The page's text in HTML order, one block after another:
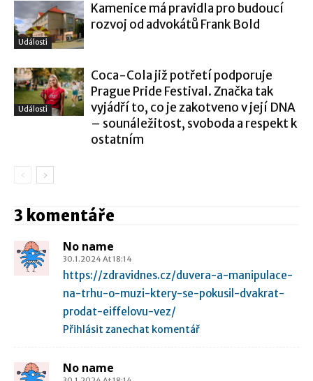
Události
Kamenice má pravidla pro budoucí
rozvoj od advokátů Frank Bold
Události
Coca-Cola již potřetí podporuje
Prague Pride Festival. Značka tak
vyjádří to, co je zakotveno v její DNA
– sounáležitost, svoboda a respekt k
ostatním
3 komentáře
No name
30.1.2024 At 18:14
https://zdravidnes.cz/duvera-a-manipulace-
na-trhu-o-muzi-ktery-se-pokusil-dvakrat-
prodat-eiffelovu-vez/
Přihlásit zanechat komentář
No name